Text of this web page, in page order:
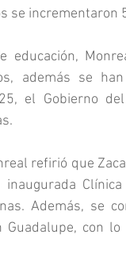
se incrementaron
educación,
además se
el Gobierno
refirió que
Además, se
Guadalupe, con